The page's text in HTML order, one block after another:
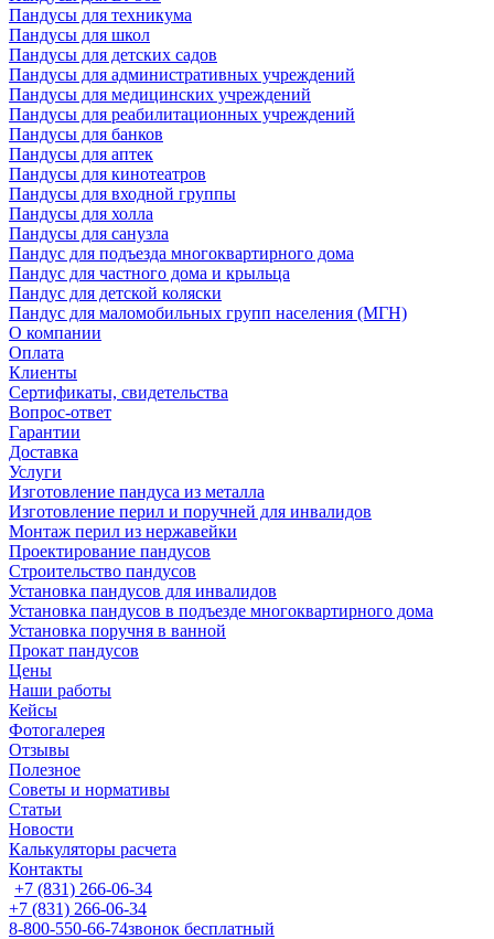
Пандусы для техникума
Пандусы для школ
Пандусы для детских садов
Пандусы для административных учреждений
Пандусы для медицинских учреждений
Пандусы для реабилитационных учреждений
Пандусы для банков
Пандусы для аптек
Пандусы для кинотеатров
Пандусы для входной группы
Пандусы для холла
Пандусы для санузла
Пандус для подъезда многоквартирного дома
Пандус для частного дома и крыльца
Пандус для детской коляски
Пандус для маломобильных групп населения (МГН)
О компании
Оплата
Клиенты
Сертификаты, свидетельства
Вопрос-ответ
Гарантии
Доставка
Услуги
Изготовление пандуса из металла
Изготовление перил и поручней для инвалидов
Монтаж перил из нержавейки
Проектирование пандусов
Строительство пандусов
Установка пандусов для инвалидов
Установка пандусов в подъезде многоквартирного дома
Установка поручня в ванной
Прокат пандусов
Цены
Наши работы
Кейсы
Фотогалерея
Отзывы
Полезное
Советы и нормативы
Статьи
Новости
Калькуляторы расчета
Контакты
+7 (831) 266-06-34
+7 (831) 266-06-34
8-800-550-66-74звонок бесплатный